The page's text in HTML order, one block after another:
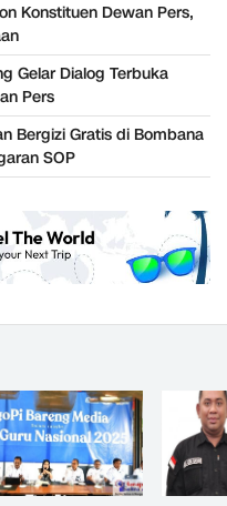
Konstituen Dewan Pers,
Gelar Dialog Terbuka
Pers
Bergizi Gratis di Bombana
SOP